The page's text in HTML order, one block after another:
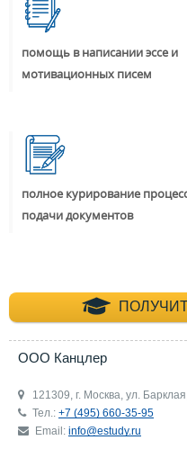
помощь в написании эссе и
мотивационных писем
полное курирование
подачи документов
ООО Канцлер
121309, г. Москва, ул.
Тел.: +7 (495) 660-35-95
Email: info@estudy.ru